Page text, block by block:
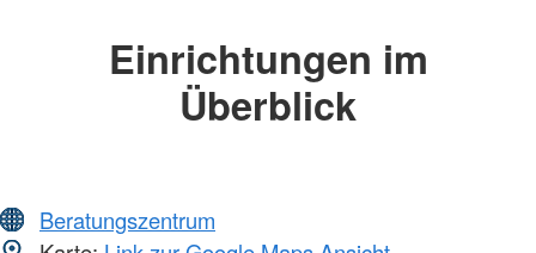
Einrichtungen im
Überblick
Beratungszentrum